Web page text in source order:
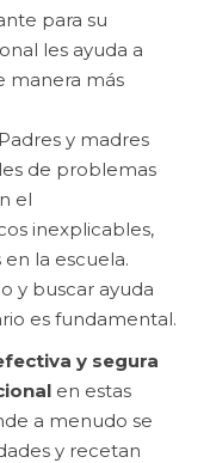
para su
les ayuda a
manera más
Padres y madres
de problemas
el
inexplicables,
la escuela.
y buscar ayuda
es fundamental.
y segura
en estas
a menudo se
y recetan